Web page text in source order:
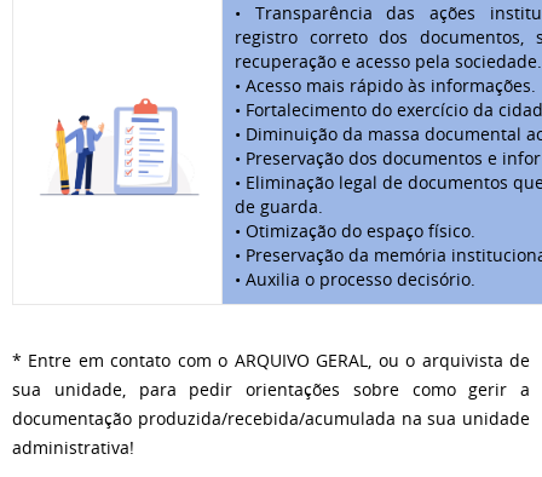
• Transparência das ações
registro correto dos documentos,
recuperação e acesso pela sociedade.
• Acesso mais rápido às informações.
• Fortalecimento do exercício da
• Diminuição da massa documental
• Preservação dos documentos e
• Eliminação legal de documentos
de guarda.
• Otimização do espaço físico.
• Preservação da memória
• Auxilia o processo decisório.
* Entre em contato com o ARQUIVO GERAL, ou o arquivista de
sua unidade, para pedir orientações sobre como gerir a
documentação produzida/recebida/acumulada na sua unidade
administrativa!